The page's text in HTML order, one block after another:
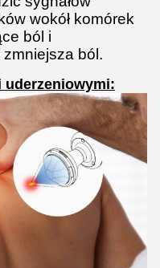
wokół komórek
ból i
ból.
uderzeniowymi: